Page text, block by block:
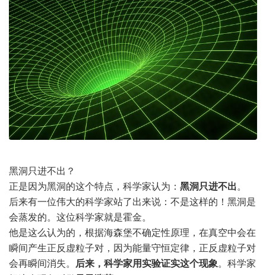
黑洞只进不出？
正是因为黑洞的这个特点，科学家认为： 黑洞只进不出。
后来有一位伟大的科学家站了出来说：不是这样的！黑洞是
会蒸发的。这位科学家就是霍金。
他是这么认为的，根据海森堡不确定性原理，在真空中会在
瞬间产生正反虚粒子对，因为能量守恒定律，正反虚粒子对
会再瞬间消失。
后来，科学家用实验证实这个现象。科学家